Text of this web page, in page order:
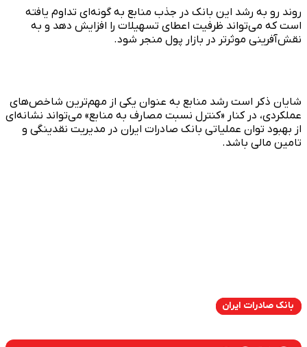
روند رو به رشد این بانک در جذب منابع به گونه‌ای تداوم یافته
است که می‌تواند ظرفیت اعطای تسهیلات را افزایش دهد و به
نقش‌آفرینی موثرتر در بازار پول منجر شود.
شایان ذکر است رشد منابع به عنوان یکی از مهم‌ترین شاخص‌های
عملکردی، در کنار «کنترل نسبت مصارف به منابع» می‌تواند نشانه‌ای
از بهبود توان عملیاتی بانک صادرات ایران در مدیریت نقدینگی و
تامین مالی باشد.
بانک صادرات ایران